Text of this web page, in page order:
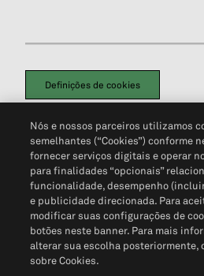
Definições de cookies
Política de PrivacidadePortal de
Não Venda Minhas Informações Pessoais
Nós e nossos parceiros utilizamos
semelhantes (“Cookies”) conforme
fornecer serviços digitais e operar
para finalidades “opcionais”
funcionalidade, desempenho
e publicidade direcionada. Para
modificar suas configurações de
botões neste banner. Para mais
alterar sua escolha posteriormente,
sobre Cookies.